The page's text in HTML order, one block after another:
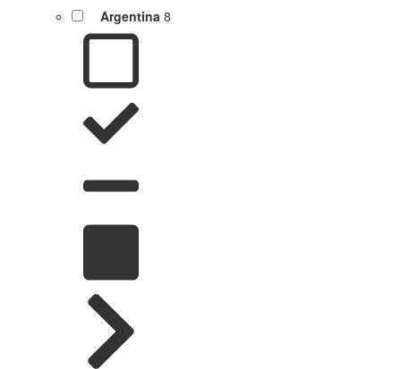
Argentina 8